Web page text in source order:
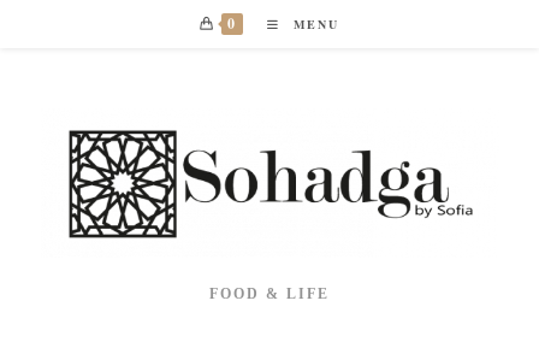
0 MENU
FOOD & LIFE